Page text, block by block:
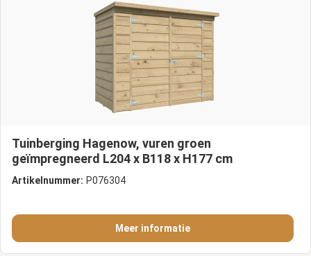
Tuinberging Hagenow, vuren groen
geïmpregneerd L204 x B118 x H177 cm
Artikelnummer: P076304
Meer informatie